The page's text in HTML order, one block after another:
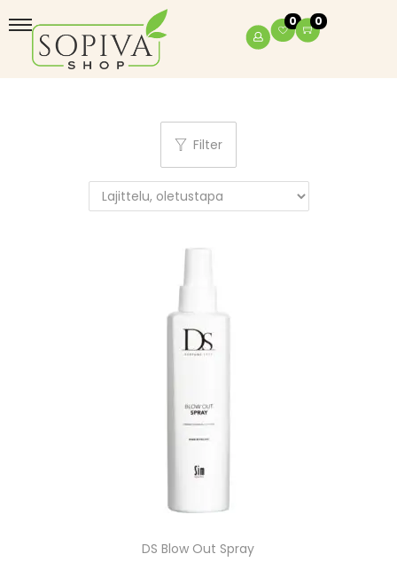
0 0
Filter
DS Blow Out Spray